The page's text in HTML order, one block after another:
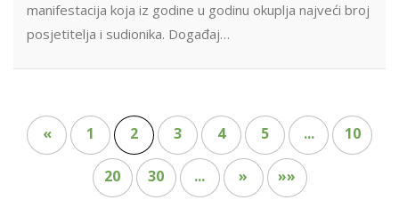
manifestacija koja iz godine u godinu okuplja najveći broj
posjetitelja i sudionika. Događaj…
« 1 2 3 4 5 ... 10
20 30 ... » »»